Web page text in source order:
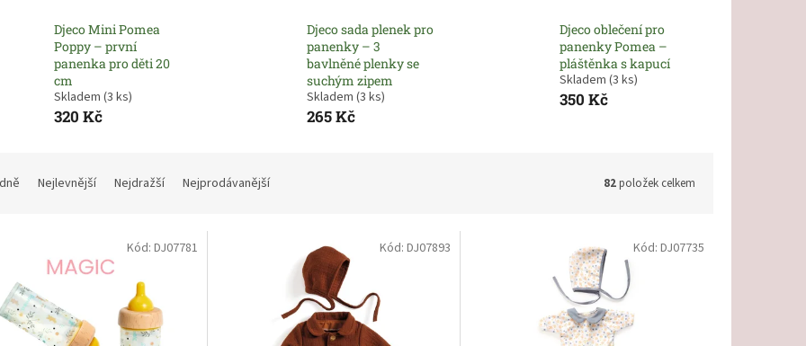
Djeco Mini Pomea
Poppy – první
panenka pro děti 20
cm
Skladem (3 ks)
320 Kč
Djeco sada plenek pro
panenky – 3
bavlněné plenky se
suchým zipem
Skladem (3 ks)
265 Kč
Djeco oblečení pro
panenky Pomea –
pláštěnka s kapucí
Skladem (3 ks)
350 Kč
Nejlevnější Nejdražší Nejprodávanější 82položek celkem
Kód: DJ07781 Kód: DJ07893 Kód: DJ07735